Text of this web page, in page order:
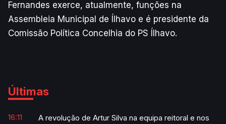
Fernandes exerce, atualmente, funções na
Assembleia Municipal de Ílhavo e é presidente da
Comissão Política Concelhia do PS Ílhavo.
Últimas
16:11
A revolução de Artur Silva na equipa reitoral e nos